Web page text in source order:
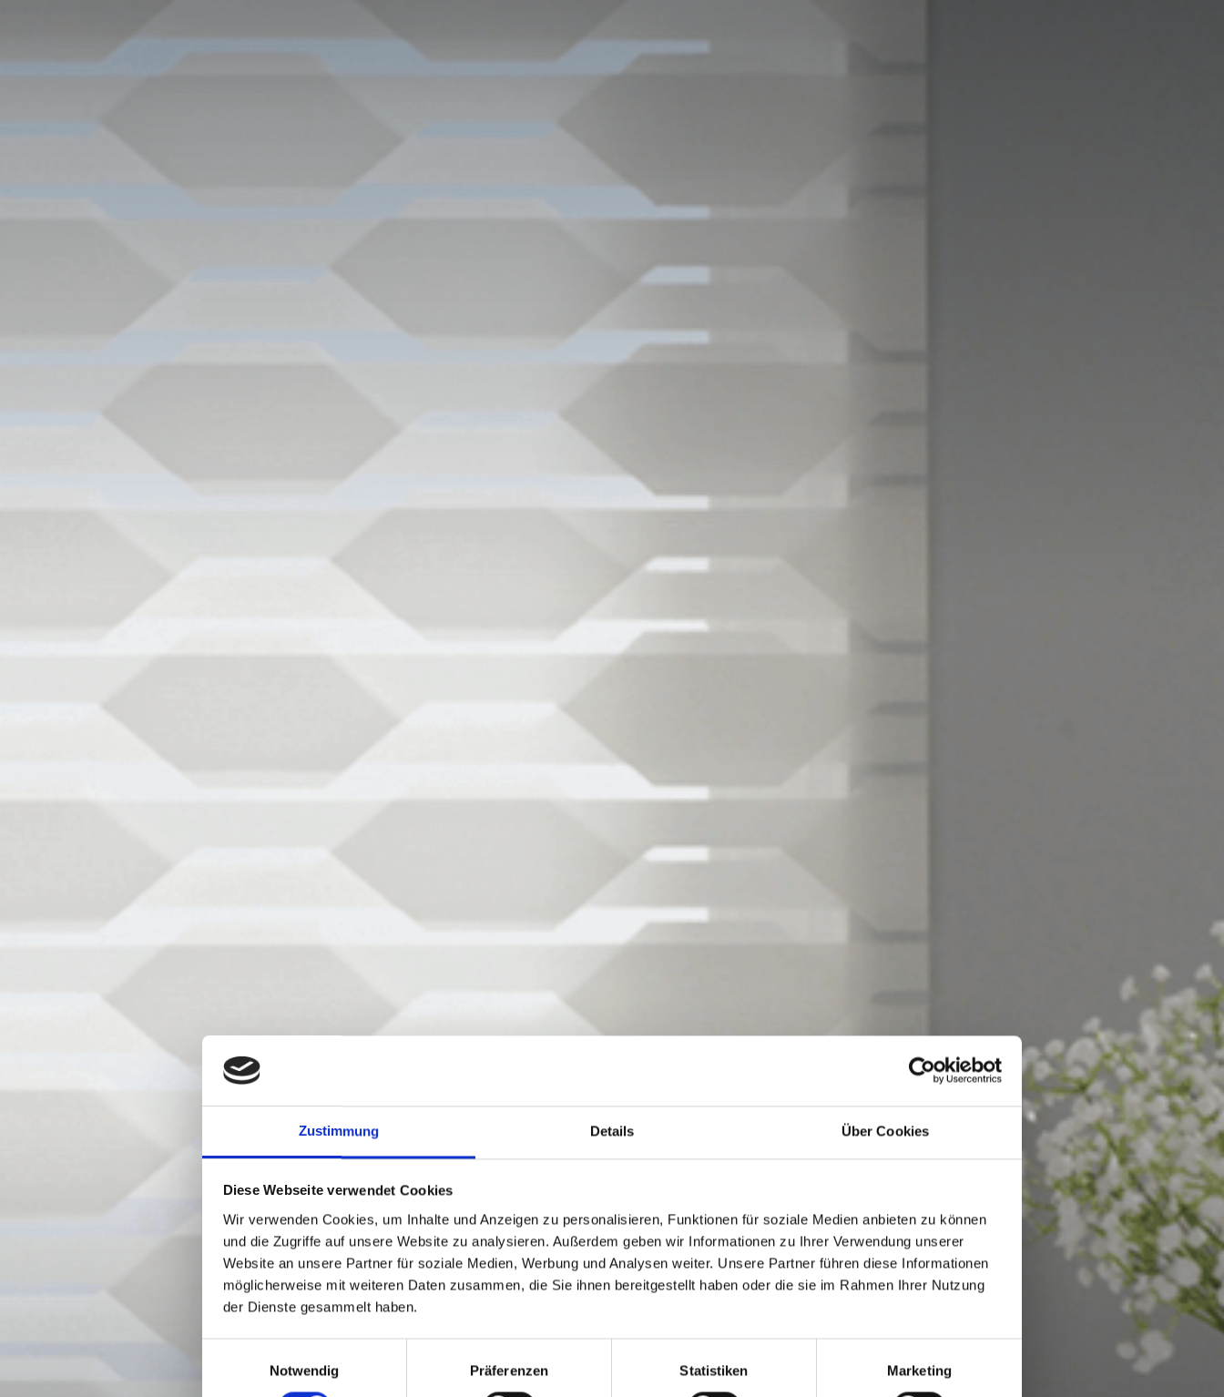
Zustimmung Details Über Cookies
Diese Webseite verwendet Cookies
Wir verwenden Cookies, um Inhalte und Anzeigen zu personalisieren, Funktionen für soziale Medien anbieten zu können
und die Zugriffe auf unsere Website zu analysieren. Außerdem geben wir Informationen zu Ihrer Verwendung unserer
Website an unsere Partner für soziale Medien, Werbung und Analysen weiter. Unsere Partner führen diese Informationen
möglicherweise mit weiteren Daten zusammen, die Sie ihnen bereitgestellt haben oder die sie im Rahmen Ihrer Nutzung
der Dienste gesammelt haben.
Notwendig
Präferenzen Statistiken Marketing